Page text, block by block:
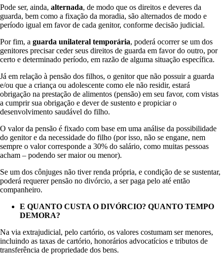
Pode ser, ainda, alternada, de modo que os direitos e deveres da
guarda, bem como a fixação da moradia, são alternados de modo e
período igual em favor de cada genitor, conforme decisão judicial.
Por fim, a guarda unilateral temporária, poderá ocorrer se um dos
genitores precisar ceder seus direitos de guarda em favor do outro, por
certo e determinado período, em razão de alguma situação específica.
Já em relação à pensão dos filhos, o genitor que não possuir a guarda
e/ou que a criança ou adolescente como ele não residir, estará
obrigação na prestação de alimentos (pensão) em seu favor, com vistas
a cumprir sua obrigação e dever de sustento e propiciar o
desenvolvimento saudável do filho.
O valor da pensão é fixado com base em uma análise da possibilidade
do genitor e da necessidade do filho (por isso, não se engane, nem
sempre o valor corresponde a 30% do salário, como muitas pessoas
acham – podendo ser maior ou menor).
Se um dos cônjuges não tiver renda própria, e condição de se sustentar,
poderá requerer pensão no divórcio, a ser paga pelo até então
companheiro.
E QUANTO CUSTA O DIVÓRCIO? QUANTO TEMPO
DEMORA?
Na via extrajudicial, pelo cartório, os valores costumam ser menores,
incluindo as taxas de cartório, honorários advocatícios e tributos de
transferência de propriedade dos bens.